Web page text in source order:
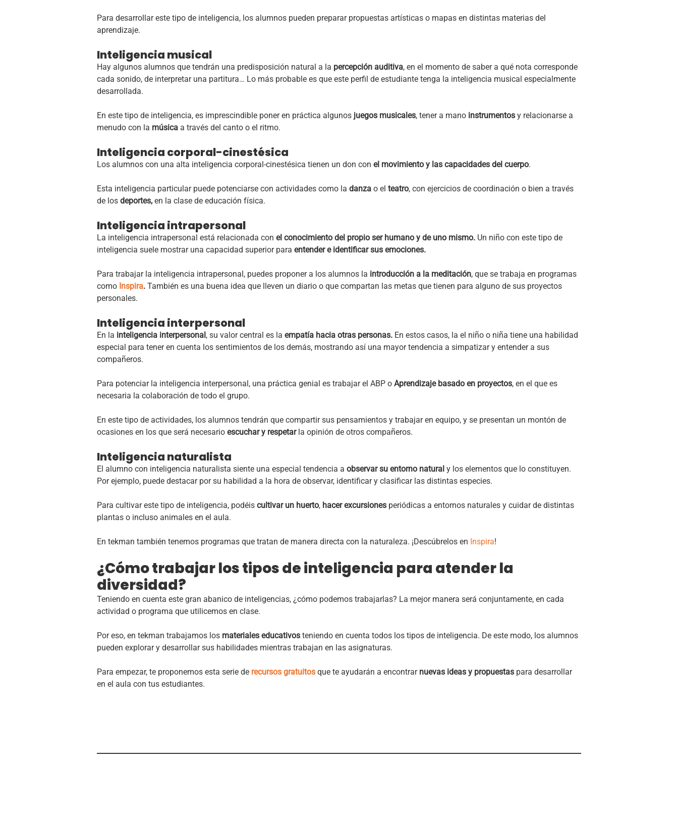
Para desarrollar este tipo de inteligencia, los alumnos pueden preparar propuestas artísticas o mapas en distintas materias del
aprendizaje.
Inteligencia musical
Hay algunos alumnos que tendrán una predisposición natural a la percepción auditiva, en el momento de saber a qué nota corresponde
cada sonido, de interpretar una partitura… Lo más probable es que este perfil de estudiante tenga la inteligencia musical especialmente
desarrollada.
En este tipo de inteligencia, es imprescindible poner en práctica algunos juegos musicales, tener a mano instrumentos y relacionarse a
menudo con la música a través del canto o el ritmo.
Inteligencia corporal-cinestésica
Los alumnos con una alta inteligencia corporal-cinestésica tienen un don con el movimiento y las capacidades del cuerpo.
Esta inteligencia particular puede potenciarse con actividades como la danza o el teatro, con ejercicios de coordinación o bien a través
de los deportes, en la clase de educación física.
Inteligencia intrapersonal
La inteligencia intrapersonal está relacionada con el conocimiento del propio ser humano y de uno mismo. Un niño con este tipo de
inteligencia suele mostrar una capacidad superior para entender e identificar sus emociones.
Para trabajar la inteligencia intrapersonal, puedes proponer a los alumnos la introducción a la meditación, que se trabaja en programas
como Inspira. También es una buena idea que lleven un diario o que compartan las metas que tienen para alguno de sus proyectos
personales.
Inteligencia interpersonal
En la inteligencia interpersonal, su valor central es la empatía hacia otras personas. En estos casos, la el niño o niña tiene una habilidad
especial para tener en cuenta los sentimientos de los demás, mostrando así una mayor tendencia a simpatizar y entender a sus
compañeros.
Para potenciar la inteligencia interpersonal, una práctica genial es trabajar el ABP o Aprendizaje basado en proyectos, en el que es
necesaria la colaboración de todo el grupo.
En este tipo de actividades, los alumnos tendrán que compartir sus pensamientos y trabajar en equipo, y se presentan un montón de
ocasiones en los que será necesario escuchar y respetar la opinión de otros compañeros.
Inteligencia naturalista
El alumno con inteligencia naturalista siente una especial tendencia a observar su entorno natural y los elementos que lo constituyen.
Por ejemplo, puede destacar por su habilidad a la hora de observar, identificar y clasificar las distintas especies.
Para cultivar este tipo de inteligencia, podéis cultivar un huerto, hacer excursiones periódicas a entornos naturales y cuidar de distintas
plantas o incluso animales en el aula.
En tekman también tenemos programas que tratan de manera directa con la naturaleza. ¡Descúbrelos en Inspira!
¿Cómo trabajar los tipos de inteligencia para atender la
diversidad?
Teniendo en cuenta este gran abanico de inteligencias, ¿cómo podemos trabajarlas? La mejor manera será conjuntamente, en cada
actividad o programa que utilicemos en clase.
Por eso, en tekman trabajamos los materiales educativos teniendo en cuenta todos los tipos de inteligencia. De este modo, los alumnos
pueden explorar y desarrollar sus habilidades mientras trabajan en las asignaturas.
Para empezar, te proponemos esta serie de recursos gratuitos que te ayudarán a encontrar nuevas ideas y propuestas para desarrollar
en el aula con tus estudiantes.